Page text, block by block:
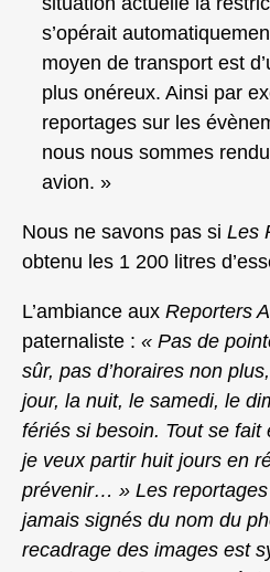
s’opérait
moyen de transport est
plus onéreux. Ainsi par
reportages sur les
nous nous sommes
avion. »
Nous ne savons pas si Les
obtenu les 1 200 litres
L’ambiance aux Reporters
paternaliste : « Pas de
sûr, pas d’horaires non
jour, la nuit, le samedi, le
fériés si besoin. Tout se
je veux partir huit jours en
prévenir… » Les
jamais signés du nom du
recadrage des images est